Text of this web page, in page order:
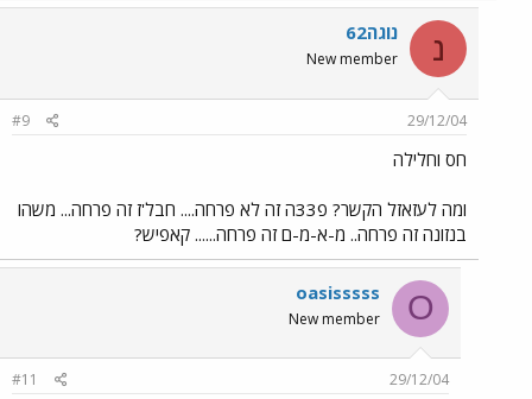
נ נוגה62
New member
29/12/04
#9
חס וחלילה
ומה לעזאזל הקשר? פ33ה זה לא פרחה.... חבל'ז זה פרחה... משהו
בנזונה זה פרחה.. מ-א-מ-ם זה פרחה...... קאפיש?
O
oasisssss
New member
29/12/04
#11